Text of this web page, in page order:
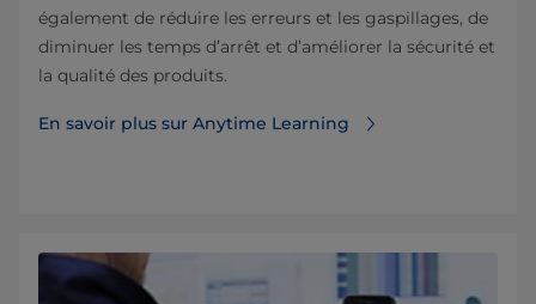
également de réduire les erreurs et les gaspillages, de
diminuer les temps d’arrêt et d’améliorer la sécurité et
la qualité des produits.
En savoir plus sur Anytime Learning